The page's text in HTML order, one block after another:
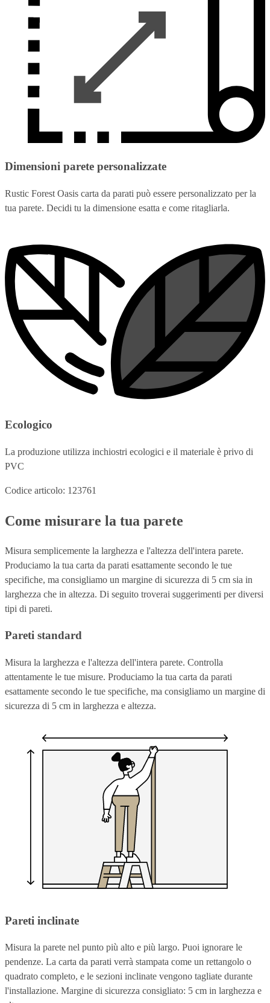
Dimensioni parete personalizzate
Rustic Forest Oasis carta da parati può essere personalizzato per la
tua parete. Decidi tu la dimensione esatta e come ritagliarla.
Ecologico
La produzione utilizza inchiostri ecologici e il materiale è privo di
PVC
Codice articolo: 123761
Come misurare la tua parete
Misura semplicemente la larghezza e l'altezza dell'intera parete.
Produciamo la tua carta da parati esattamente secondo le tue
specifiche, ma consigliamo un margine di sicurezza di 5 cm sia in
larghezza che in altezza. Di seguito troverai suggerimenti per diversi
tipi di pareti.
Pareti standard
Misura la larghezza e l'altezza dell'intera parete. Controlla
attentamente le tue misure. Produciamo la tua carta da parati
esattamente secondo le tue specifiche, ma consigliamo un margine di
sicurezza di 5 cm in larghezza e altezza.
Pareti inclinate
Misura la parete nel punto più alto e più largo. Puoi ignorare le
pendenze. La carta da parati verrà stampata come un rettangolo o
quadrato completo, e le sezioni inclinate vengono tagliate durante
l'installazione. Margine di sicurezza consigliato: 5 cm in larghezza e